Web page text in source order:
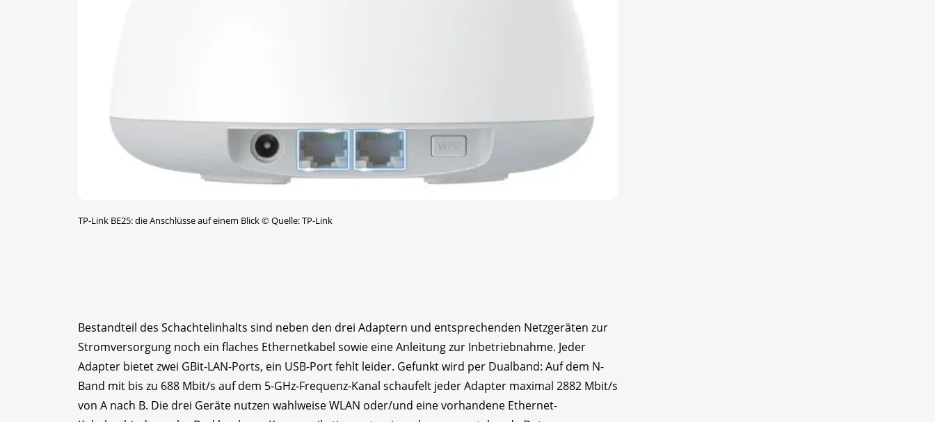
TP-Link BE25: die Anschlüsse auf einem Blick©Quelle: TP-Link
Bestandteil des Schachtelinhalts sind neben den drei Adaptern und entsprechenden Netzgeräten zur
Stromversorgung noch ein flaches Ethernetkabel sowie eine Anleitung zur Inbetriebnahme. Jeder
Adapter bietet zwei GBit-LAN-Ports, ein USB-Port fehlt leider. Gefunkt wird per Dualband: Auf dem N-
Band mit bis zu 688 Mbit/s auf dem 5-GHz-Frequenz-Kanal schaufelt jeder Adapter maximal 2882 Mbit/s
von A nach B. Die drei Geräte nutzen wahlweise WLAN oder/und eine vorhandene Ethernet-